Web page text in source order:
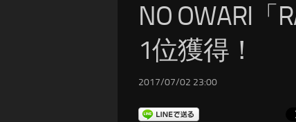
NO OWARI
1位獲得！
2017/07/02 23:00